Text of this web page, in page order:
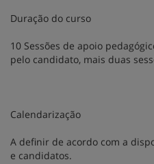
Duração do curso
10 Sessões de apoio
pelo candidato, mais duas
Calendarização
A definir de acordo com a
e candidatos.